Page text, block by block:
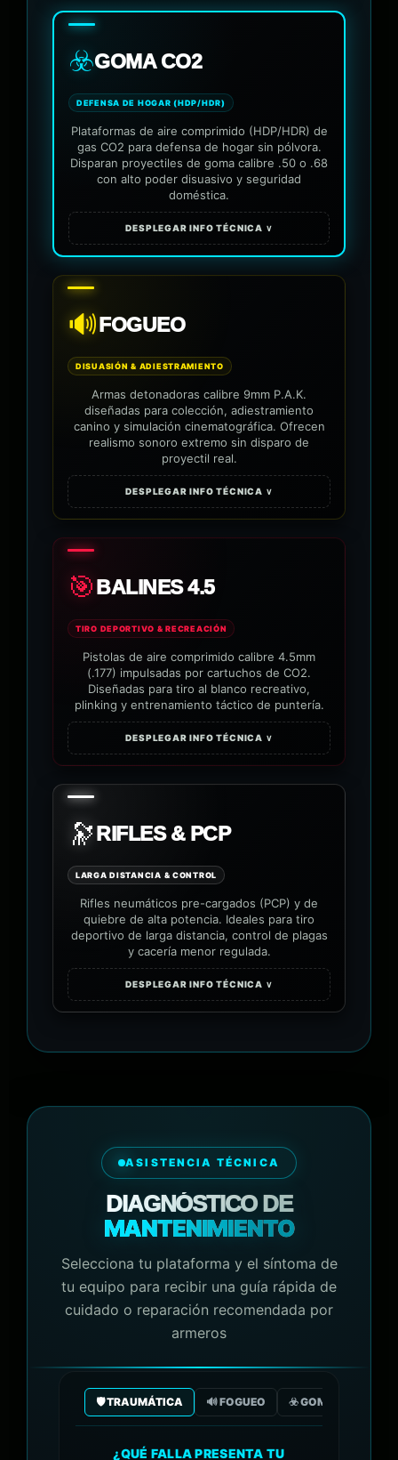
☣️GOMA CO2
DEFENSA DE HOGAR (HDP/HDR)
Plataformas de aire comprimido (HDP/HDR) de
gas CO2 para defensa de hogar sin pólvora.
Disparan proyectiles de goma calibre .50 o .68
con alto poder disuasivo y seguridad
doméstica.
DESPLEGAR INFO TÉCNICA ∨
🔊FOGUEO
DISUASIÓN & ADIESTRAMIENTO
Armas detonadoras calibre 9mm P.A.K.
diseñadas para colección, adiestramiento
canino y simulación cinematográfica. Ofrecen
realismo sonoro extremo sin disparo de
proyectil real.
DESPLEGAR INFO TÉCNICA ∨
🎯BALINES 4.5
TIRO DEPORTIVO & RECREACIÓN
Pistolas de aire comprimido calibre 4.5mm
(.177) impulsadas por cartuchos de CO2.
Diseñadas para tiro al blanco recreativo,
plinking y entrenamiento táctico de puntería.
DESPLEGAR INFO TÉCNICA ∨
🔭RIFLES & PCP
LARGA DISTANCIA & CONTROL
Rifles neumáticos pre-cargados (PCP) y de
quiebre de alta potencia. Ideales para tiro
deportivo de larga distancia, control de plagas
y cacería menor regulada.
DESPLEGAR INFO TÉCNICA ∨
ASISTENCIA TÉCNICA
DIAGNÓSTICO DE
MANTENIMIENTO
Selecciona tu plataforma y el síntoma de
tu equipo para recibir una guía rápida de
cuidado o reparación recomendada por
armeros
🛡️ TRAUMÁTICA 🔊 FOGUEO ☣️ GOMA/GAS CO2
¿QUÉ FALLA PRESENTA TU